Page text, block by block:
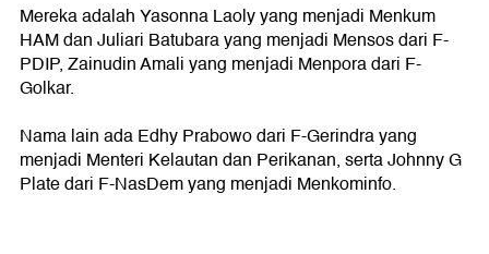
Mereka adalah Yasonna Laoly yang menjadi Menkum
HAM dan Juliari Batubara yang menjadi Mensos dari F-
PDIP, Zainudin Amali yang menjadi Menpora dari F-
Golkar.
Nama lain ada Edhy Prabowo dari F-Gerindra yang
menjadi Menteri Kelautan dan Perikanan, serta Johnny G
Plate dari F-NasDem yang menjadi Menkominfo.